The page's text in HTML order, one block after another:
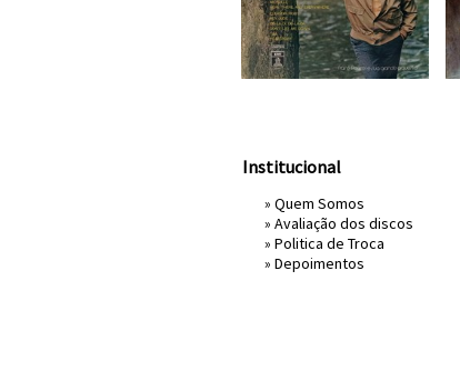
Institucional
» Quem Somos
» Avaliação dos discos
» Politica de Troca
» Depoimentos